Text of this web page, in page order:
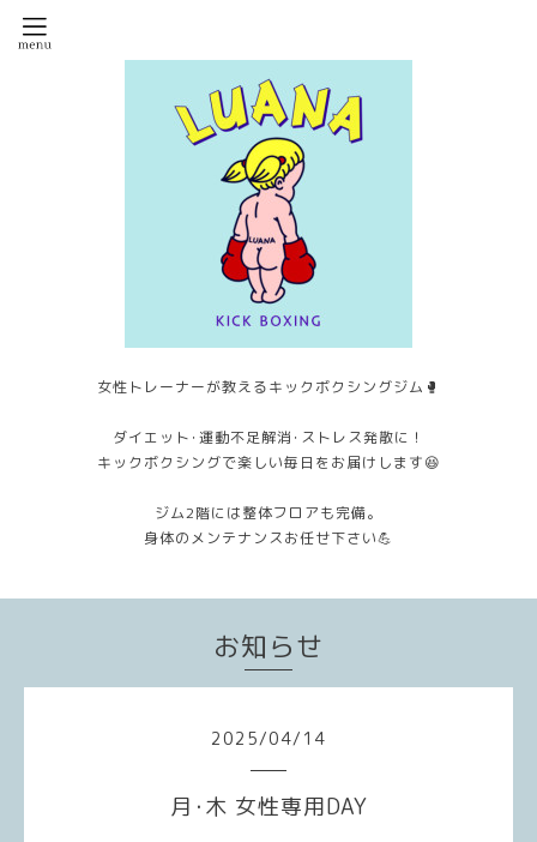
女性トレーナーが教えるキックボクシングジム🥊
ダイエット･運動不足解消･ストレス発散に！
キックボクシングで楽しい毎日をお届けします😆
ジム2階には整体フロアも完備。
身体のメンテナンスお任せ下さい💪
お知らせ
2025/04/ 14
月･木 女性専用DAY